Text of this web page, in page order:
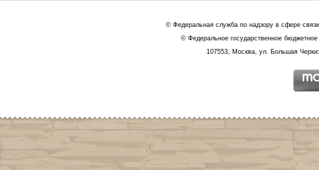
© Федеральная служба по надзору в сфере
© Федеральное государственное
107553, Москва, ул. Большая